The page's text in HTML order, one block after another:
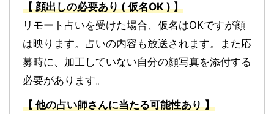
【 顔出しの必要あり ( 仮名OK ) 】
リモート占いを受けた場合、仮名はOKですが顔
は映ります。占いの内容も放送されます。また応
募時に、加工していない自分の顔写真を添付する
必要があります。
【 他の占い師さんに当たる可能性あり 】